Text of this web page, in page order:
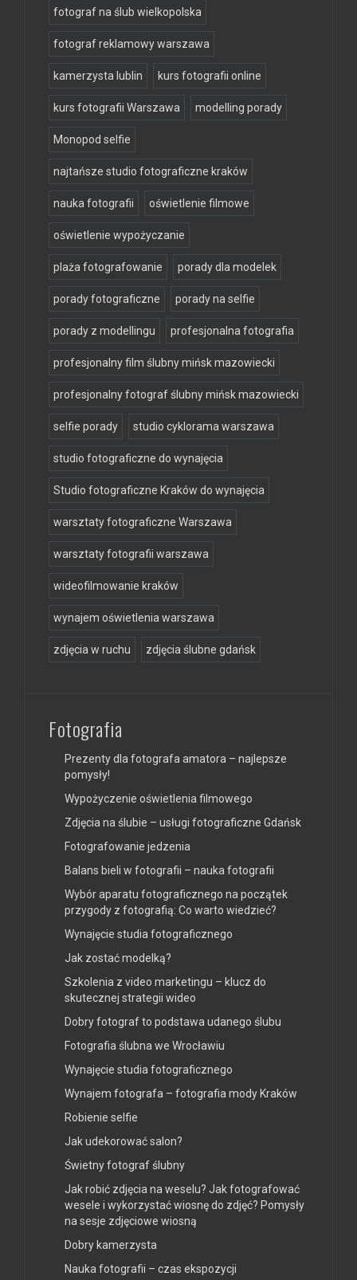
fotograf na ślub wielkopolska
fotograf reklamowy warszawa
kamerzysta lublin kurs fotografii online
kurs fotografii Warszawa modelling porady
Monopod selfie
najtańsze studio fotograficzne kraków
nauka fotografii oświetlenie filmowe
oświetlenie wypożyczanie
plaża fotografowanie porady dla modelek
porady fotograficzne porady na selfie
porady z modellingu profesjonalna fotografia
profesjonalny film ślubny mińsk mazowiecki
profesjonalny fotograf ślubny mińsk mazowiecki
selfie porady studio cyklorama warszawa
studio fotograficzne do wynajęcia
Studio fotograficzne Kraków do wynajęcia
warsztaty fotograficzne Warszawa
warsztaty fotografii warszawa
wideofilmowanie kraków
wynajem oświetlenia warszawa
zdjęcia w ruchu zdjęcia ślubne gdańsk
Fotografia
Prezenty dla fotografa amatora – najlepsze
pomysły!
Wypożyczenie oświetlenia filmowego
Zdjęcia na ślubie – usługi fotograficzne Gdańsk
Fotografowanie jedzenia
Balans bieli w fotografii – nauka fotografii
Wybór aparatu fotograficznego na początek
przygody z fotografią: Co warto wiedzieć?
Wynajęcie studia fotograficznego
Jak zostać modelką?
Szkolenia z video marketingu – klucz do
skutecznej strategii wideo
Dobry fotograf to podstawa udanego ślubu
Fotografia ślubna we Wrocławiu
Wynajęcie studia fotograficznego
Wynajem fotografa – fotografia mody Kraków
Robienie selfie
Jak udekorować salon?
Świetny fotograf ślubny
Jak robić zdjęcia na weselu? Jak fotografować
wesele i wykorzystać wiosnę do zdjęć? Pomysły
na sesje zdjęciowe wiosną
Dobry kamerzysta
Nauka fotografii – czas ekspozycji